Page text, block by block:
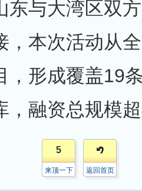
与大湾区双方
，本次活动从
，形成覆盖19
，融资总规模
5
来顶一下 返回首页